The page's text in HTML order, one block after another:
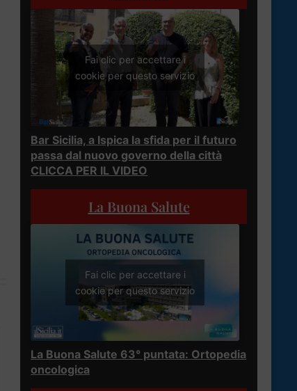
Fai clic per accettare i
cookie per questo servizio
Bar Sicilia, a Ispica la sfida per il futuro
passa dal nuovo governo della città
CLICCA PER IL VIDEO
La Buona Salute
Fai clic per accettare i
cookie per questo servizio
La Buona Salute 63° puntata: Ortopedia
oncologica